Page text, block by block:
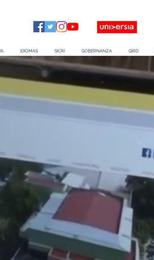
IDIOMAS SICRI GOBERNANZA GIRD